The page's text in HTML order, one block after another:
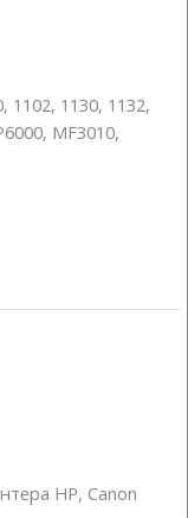
1102, 1130, 1132,
MF3010,
HP, Canon